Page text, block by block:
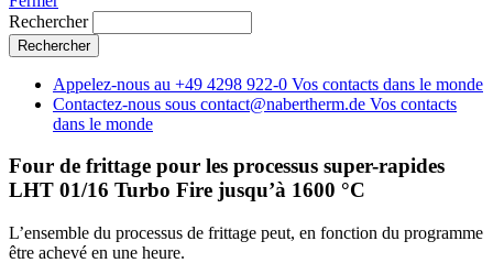
Rechercher
Appelez-nous au +49 4298 922-0 Vos contacts dans le monde
Contactez-nous sous contact@nabertherm.de Vos contacts
dans le monde
Four de frittage pour les processus super-rapides
LHT 01/16 Turbo Fire jusqu’à 1600 °C
L’ensemble du processus de frittage peut, en fonction du programme
être achevé en une heure.